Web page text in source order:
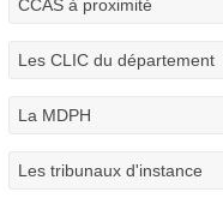
CCAS à proximité
Les CLIC du département
La MDPH
Les tribunaux d'instance